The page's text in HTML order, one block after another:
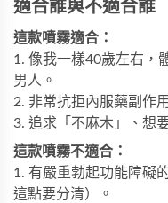
適合誰與不適合誰
這款噴霧適合：
1. 像我一樣40歲左右，
男人。
2. 非常抗拒內服藥副作
3. 追求「不麻木」、想
這款噴霧不適合：
1. 有嚴重勃起功能障礙
這點要分清）。